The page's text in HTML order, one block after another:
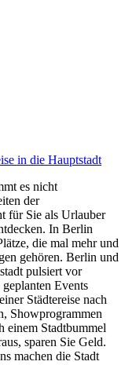
in die Hauptstadt
es nicht
der
für Sie als Urlauber
In Berlin
die mal mehr und
gehören. Berlin und
pulsiert vor
Events
Städtereise nach
Showprogrammen
einem Stadtbummel
sparen Sie Geld.
machen die Stadt